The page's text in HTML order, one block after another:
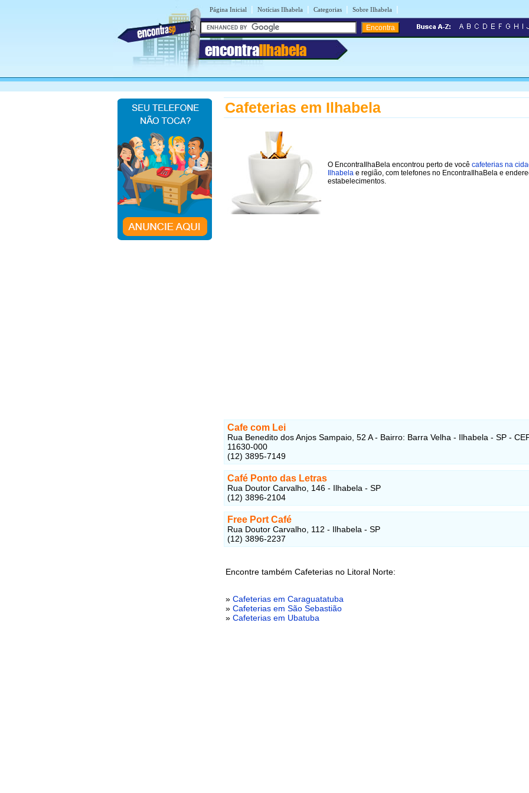
Página Inicial | Notícias Ilhabela | Categorias | Sobre Ilhabela |
encontraIlhabela
Cafeterias em Ilhabela
O EncontraIlhaBela encontrou perto de você cafeterias na
Ilhabela e região, com telefones no EncontraIlhaBela e
estabelecimentos.
Cafe com Lei
Rua Benedito dos Anjos Sampaio, 52 A - Bairro: Barra Velha - Ilhabela - SP -
11630-000
(12) 3895-7149
Café Ponto das Letras
Rua Doutor Carvalho, 146 - Ilhabela - SP
(12) 3896-2104
Free Port Café
Rua Doutor Carvalho, 112 - Ilhabela - SP
(12) 3896-2237
Encontre também Cafeterias no Litoral Norte:
» Cafeterias em Caraguatatuba
» Cafeterias em São Sebastião
» Cafeterias em Ubatuba